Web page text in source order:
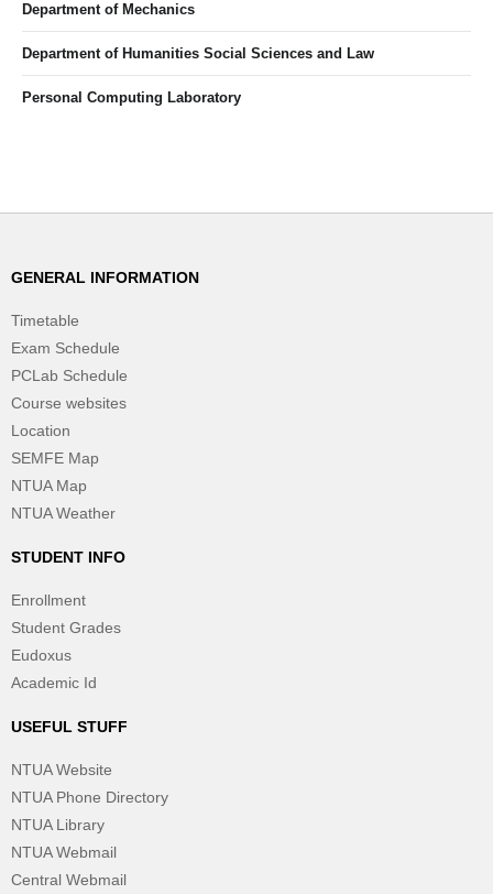
Department of Mechanics
Department of Humanities Social Sciences and Law
Personal Computing Laboratory
GENERAL INFORMATION
Timetable
Exam Schedule
PCLab Schedule
Course websites
Location
SEMFE Map
NTUA Map
NTUA Weather
STUDENT INFO
Enrollment
Student Grades
Eudoxus
Academic Id
USEFUL STUFF
NTUA Website
NTUA Phone Directory
NTUA Library
NTUA Webmail
Central Webmail